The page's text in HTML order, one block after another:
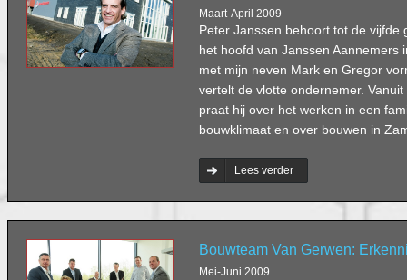
Maart-April 2009
Peter Janssen behoort tot de vijfde
het hoofd van Janssen Aannemers
met mijn neven Mark en Gregor
vertelt de vlotte ondernemer.
praat hij over het werken in een
bouwklimaat en over bouwen in
Lees verder
Bouwteam Van Gerwen:
Mei-Juni 2009